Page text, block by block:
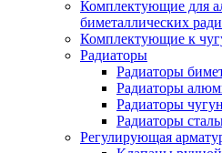
Комплектующие для
биметаллических
Комплектующие к
Радиаторы
Радиаторы
Радиаторы
Радиаторы
Радиаторы
Регулирующая